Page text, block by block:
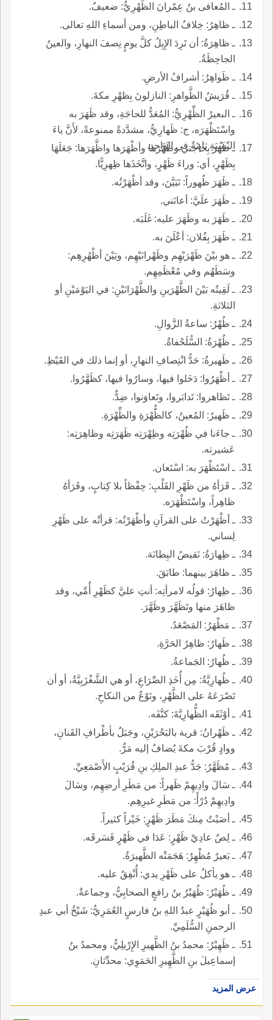
ـ المُعافى بنُ عِمْرانَ الظِّهْرِيُّ: ضعيفٌ.
ـ ظاهِرُ: خِلافُ الباطِنِ، ومن أسماءِ اللهِ تعالى.
ـ ظاهِرَةُ: أن تَرِدَ الإِبِلُ كلَّ يومٍ نِصفَ النهارِ، والعينُ
الجاحِظَةُ.
ـ ظَواهِرُ: أشرافُ الأرضِ.
ـ قُرَيشُ الظَّواهرِ: النازلونَ بِظهْرِ مكةَ.
ـ البعيرُ الظِّهْرِيُّ: المُعَدُّ للحاجَةِ، وقد ظَهَرَ به
واسْتَظْهَرَه، ج: ظَهارِيُّ، مشدَّدةً ممنوعةً، لأَنَّ ياءَ
النّسْبَةِ ثابِتَةٌ في الواحدِ.
ـ ظَهَرَ بِحاجتي وظَهَّرَها وأظْهَرَها واظَّهَرَها: جَعَلَهَا
بِظَهْرٍ، أي: وراءَ ظَهْرٍ، واتَّخَذَها ظِهرِيًّا.
ـ ظَهَرَ ظُهوراً: تَبَيَّنَ، وقد أظْهَرْتُه.
ـ ظَهَرَ علَيَّ: أعانَني.
ـ ظَهَرَ به وظَهَرَ عليه: غَلَبَه.
ـ ظَهَرَ بِفُلان: أعْلَنَ به.
ـ هو بيْنَ ظَهْرَيْهِم وظَهْرانَيْهِم، وبَيْنَ أظْهُرِهِم:
وسَطَهُم وفي مُعْظَمِهِم.
ـ لَقِيتُه بَيْنَ الظَّهْرَينِ والظَّهْرَانَيْنِ: في اليَوْمَيْنِ أو
الثلاثةِ.
ـ ظُهْرُ: ساعةُ الزَّوالِ.
ـ ظُهْرَةُ: السُّلَحْفاةُ.
ـ ظَهيرةُ: حَدُّ انْتِصافِ النهارِ، أو إنما ذلك في القَيْظِ.
ـ أظْهَرُوا: دَخَلوا فيها، وسارُوا فيها، كظَهَّرُوا.
ـ تَظاهروا: تَدابَروا، وتَعاوَنوا، ضِدٌّ.
ـ ظَهيرُ: المُعينُ، كالظُّهْرَةِ والظِّهْرَةِ.
ـ جاءَنا في ظُهْرَتِه وظِهْرَتِه ظَهَرَتِه وظاهِرَتِه:
عَشيرته.
ـ اسْتَظْهَرَ به: اسْتَعان.
ـ قَرَأهُ من ظَهْرِ القَلْبِ: حِفْظاً بلا كِتابٍ، وقَرَأهُ
ظاهِراً، واسْتَظْهَرَه.
ـ أظْهَرْتُ على القرآنِ وأظْهَرْتُه: قرأتُه على ظَهْرِ
لِساني.
ـ ظِهارَةُ: نَقيضُ البِطانَة.
ـ ظاهَرَ بينهما: طابَقَ.
ـ ظِهارُ: قولُه لامرأتِه: أنتِ عليَّ كظَهْرِ أُمِّي، وقد
ظاهَرَ منها وتَظَهَّرَ وظَهَّرَ.
ـ مَظْهَرُ: المَصْعَدُ.
ـ ظَهارُ: ظاهِرُ الحَرَّةِ.
ـ ظُهارُ: الجَماعةُ.
ـ ظُهارِيَّةُ: مِن أُخَذِ الصِّرَاعِ، أو هي الشَّغْزَبِيَّةُ، أو أن
تَصْرَعَهُ على الظَّهْرِ، ونَوْعٌ من النكاحِ.
ـ أوْثَقَه الظُّهارِيَّةَ: كتَّفَه.
ـ ظَهْرانُ: قرية بالبَحْرَيْنِ، وجَبَلٌ بأطْرافِ القَنانِ،
ووادٍ قُرْبَ مكةَ يُضافُ إليه مَرٌّ.
ـ مُظَهَّرُ: جَدُّ عبدِ الملِكِ بنِ قُرَيْبٍ الأَصْمَعِيِّ.
ـ سَالَ وادِيهِمْ ظَهراً: من مَطَرِ أرضِهِم، وسَالَ
وادِيهِمْ دُرْأً: من مَطَرِ غيرِهِم.
ـ أصَبْتُ مِنكَ مَطَرَ ظَهْرٍ: خَيْراً كثيراً.
ـ لِصٌ عادِيْ ظَهْرٍ: عَدَا في ظَهْرٍ فَسَرقَه.
ـ بَعيرٌ مُظْهِرٌ: هَجَمَتْه الظَّهيرَةُ.
ـ هو يأكلُ على ظَهْرِ يدي: أُنْفِقُ عليه.
ـ ظُهَيْرُ: ظُهَيْرُ بنُ رافعٍ الصحابِيُّ، وجماعةٌ.
ـ أبو ظُهَيْرٍ عبدُ اللهِ بنُ فارسٍ العُمَرِيُّ: شَيْخُ أبي عبدِ
الرحمنِ السُّلَمِيِّ.
ـ ظَهِيْرُ: محمدُ بنُ الظَّهيرِ الإِرْبلِيُّ، ومحمدُ بنُ
إسماعِيلَ بنِ الظَّهِيرِ الحَمَوِي: محدِّثانِ.
عرض المزيد